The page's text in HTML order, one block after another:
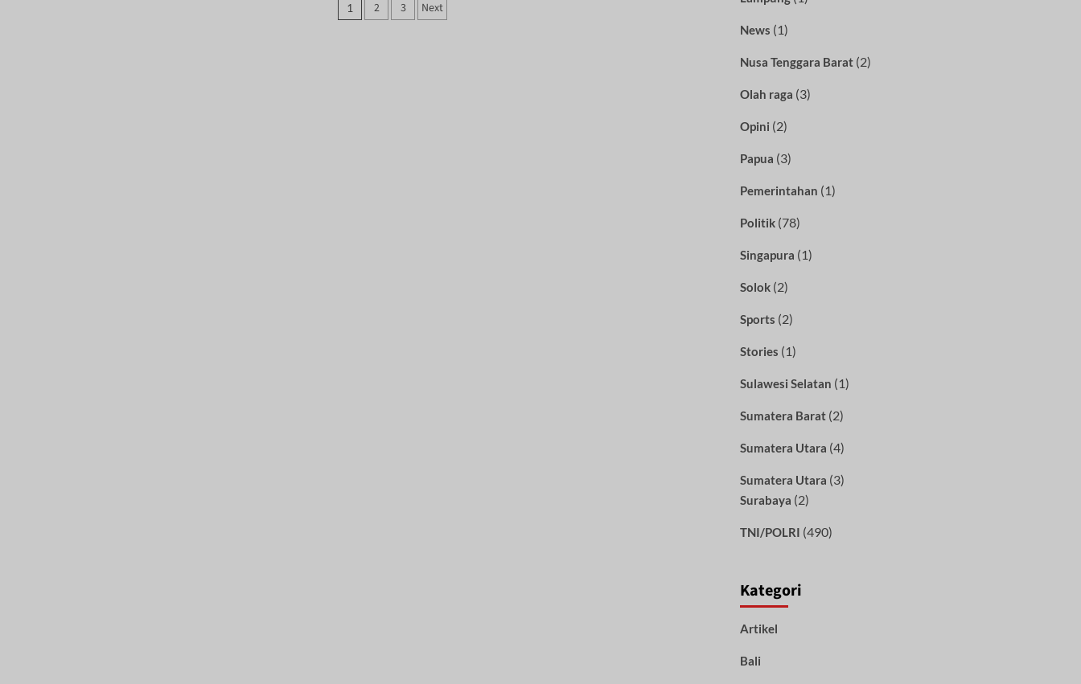
Apresiasi
Pasar
Paginasi
1 2 3 Next
News (1)
Nusa Tenggara Barat(2)
Olah raga (3)
Opini (2)
Papua (3)
Pemerintahan (1)
Politik(78)
Singapura (1)
Solok(2)
Sports (2)
Stories (1)
Sulawesi Selatan (1)
Sumatera Barat(2)
Sumatera Utara (4)
Sumatera Utara (3)
Surabaya (2)
TNI/POLRI (490)
Kategori
Artikel
Bali